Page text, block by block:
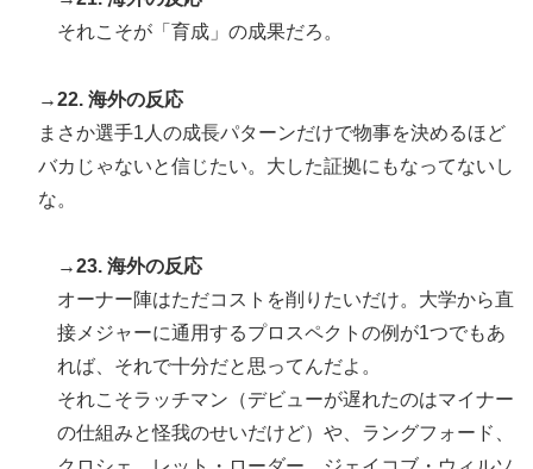
それこそが「育成」の成果だろ。
→22. 海外の反応
まさか選手1人の成長パターンだけで物事を決めるほど
バカじゃないと信じたい。大した証拠にもなってないし
な。
→23. 海外の反応
オーナー陣はただコストを削りたいだけ。大学から直
接メジャーに通用するプロスペクトの例が1つでもあ
れば、それで十分だと思ってんだよ。
それこそラッチマン（デビューが遅れたのはマイナー
の仕組みと怪我のせいだけど）や、ラングフォード、